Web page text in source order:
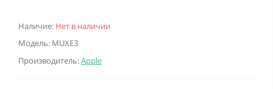
Наличие: Нет в наличии
Модель: MUXE3
Производитель:Apple